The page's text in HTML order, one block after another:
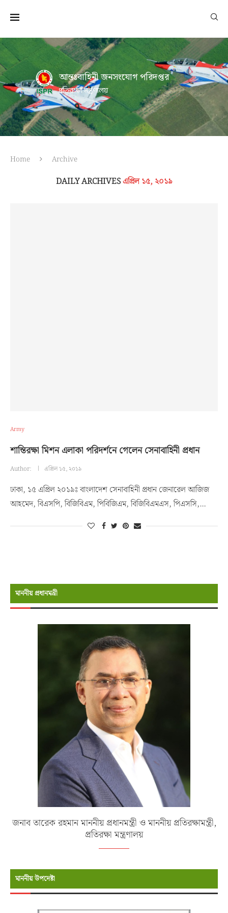
আন্তঃবাহিনী জনসংযোগ পরিদপ্তর
প্রতিরক্ষা মন্ত্রণালয়
Home Archive
DAILY ARCHIVESএপ্রিল ১৫, ২০১৯
Army
শান্তিরক্ষা মিশন এলাকা পরিদর্শনে গেলেন সেনাবাহিনী প্রধান
Author: এপ্রিল ১৫, ২০১৯
ঢাকা, ১৫ এপ্রিল ২০১৯ঃ বাংলাদেশ সেনাবাহিনী প্রধান জেনারেল আজিজ
আহমেদ, বিএসপি, বিজিবিএম, পিবিজিএম, বিজিবিএমএস, পিএসসি,…
মাননীয় প্রধানমন্রী
জনাব তারেক রহমান মাননীয় প্রধানমন্ত্রী ও মাননীয় প্রতিরক্ষামন্ত্রী,
প্রতিরক্ষা মন্ত্রণালয়
মাননীয় উপদেষ্টা